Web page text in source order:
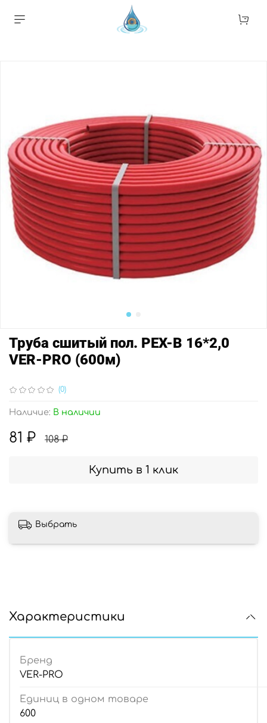
(0)
Наличие: В наличии
Труба сшитый пол. PEX-B 16*2,0
VER-PRO (600м)
81 ₽ 108 ₽
Купить в 1 клик
Выбрать
Характеристики
Бренд
VER-PRO
Единиц в одном товаре
600